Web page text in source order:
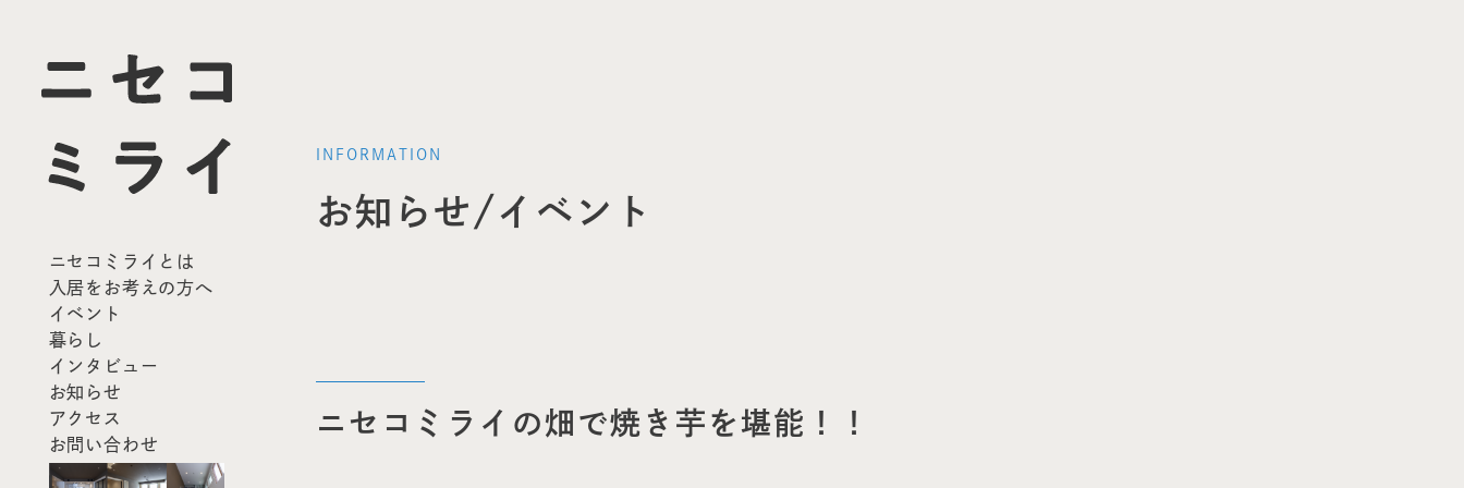
ニセコミライとは
入居をお考えの方へ
イベント
暮らし
インタビュー
お知らせ
アクセス
お問い合わせ
INFORMATION
お知らせ/イベント
ニセコミライの畑で焼き芋を堪能！！